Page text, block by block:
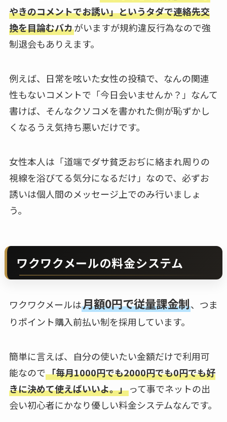
やきのコメントでお誘い」というタダで連絡先交
換を目論むバカがいますが規約違反行為なので強
制退会もありえます。
例えば、日常を呟いた女性の投稿で、なんの関連
性もないコメントで「今日会いませんか？」なんて
書けば、そんなクソコメを書かれた側が恥ずかし
くなるうえ気持ち悪いだけです。
女性本人は「道端でダサ貧乏おぢに絡まれ周りの
視線を浴びてる気分になるだけ」なので、必ずお
誘いは個人間のメッセージ上でのみ行いましょ
う。
ワクワクメールの料金システム
ワクワクメールは月額0円で従量課金制、つま
りポイント購入前払い制を採用しています。
簡単に言えば、自分の使いたい金額だけで利用可
能なので「毎月1000円でも2000円でも0円でも好
きに決めて使えばいいよ。」って事でネットの出
会い初心者にかなり優しい料金システムなんです。